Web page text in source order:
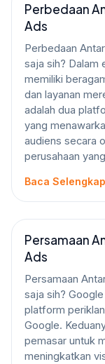
GOOGLE ADS
Perbedaan
Ads
Perbedaan
saja sih? Dalam
memiliki
dan layanan
adalah dua
yang
audiens secara
perusahaan
Baca
GOOGLE ADS
Persamaan
Ads
Persamaan
saja sih?
platform
Google.
pemasar untuk
meningkatkan